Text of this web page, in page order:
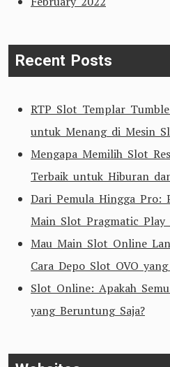
Recent Posts
RTP Slot Templar
untuk Menang di Mesin
Mengapa Memilih Slot
Terbaik untuk Hiburan
Dari Pemula Hingga Pro:
Main Slot Pragmatic Play
Mau Main Slot Online
Cara Depo Slot OVO
Slot Online: Apakah
yang Beruntung Saja?